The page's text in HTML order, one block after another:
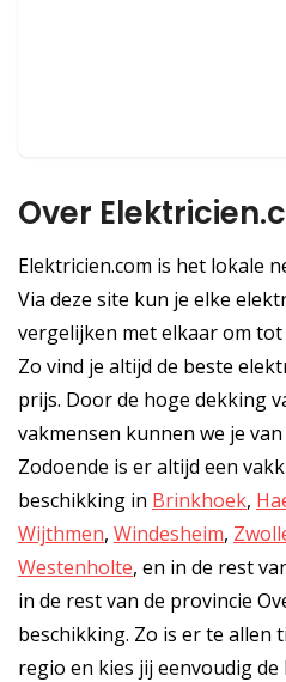
Over
Elektricien.com is het lokale
Via deze site kun je elke
vergelijken met elkaar om
Zo vind je altijd de beste
prijs. Door de hoge dekking
vakmensen kunnen we je
Zodoende is er altijd een
beschikking in Brinkhoek,
Wijthmen, Windesheim,
Westenholte, en in de rest
in de rest van de provincie
beschikking. Zo is er te allen
regio en kies jij eenvoudig